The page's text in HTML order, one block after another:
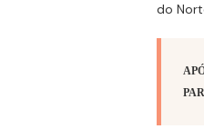
do